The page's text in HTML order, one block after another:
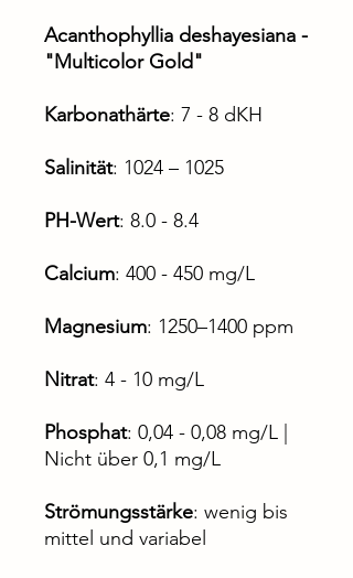
Acanthophyllia deshayesiana -
"Multicolor Gold"
Karbonathärte: 7 - 8 dKH
Salinität: 1024 – 1025
PH-Wert: 8.0 - 8.4
Calcium: 400 - 450 mg/L
Magnesium: 1250–1400 ppm
Nitrat: 4 - 10 mg/L
Phosphat: 0,04 - 0,08 mg/L |
Nicht über 0,1 mg/L
Strömungsstärke: wenig bis
mittel und variabel